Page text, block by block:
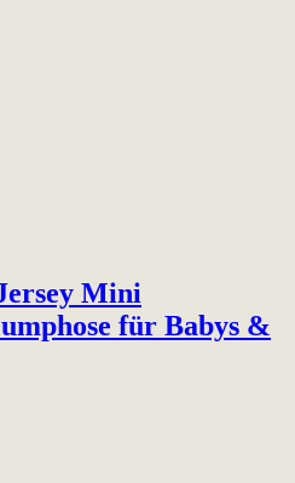
Mini
für Babys &